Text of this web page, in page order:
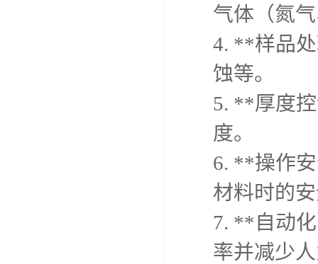
气体（氮
4. **样品
蚀等。
5. **厚度
度。
6. **操作
材料时的
7. **自动
率并减少